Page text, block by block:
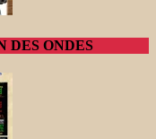
DES ONDES